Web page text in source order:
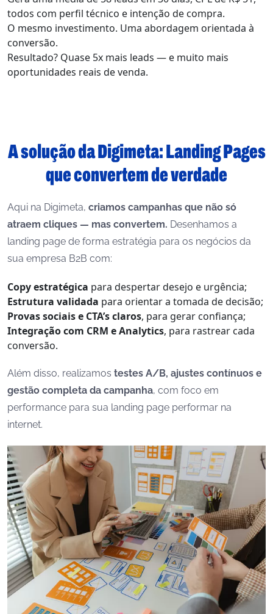
todos com perfil técnico e intenção de compra.
O mesmo investimento. Uma abordagem orientada à
conversão.
Resultado? Quase 5x mais leads — e muito mais
oportunidades reais de venda.
A solução da Digimeta: Landing Pages
que convertem de verdade
Aqui na Digimeta, criamos campanhas que não só
atraem cliques — mas convertem. Desenhamos a
landing page de forma estratégia para os negócios da
sua empresa B2B com:
Copy estratégica para despertar desejo e urgência;
Estrutura validada para orientar a tomada de decisão;
Provas sociais e CTA’s claros, para gerar confiança;
Integração com CRM e Analytics, para rastrear cada
conversão.
Além disso, realizamos testes A/B, ajustes contínuos e
gestão completa da campanha, com foco em
performance para sua landing page performar na
internet.